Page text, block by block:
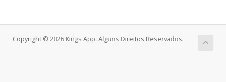
Copyright © 2026 Kings App. Alguns Direitos Reservados.